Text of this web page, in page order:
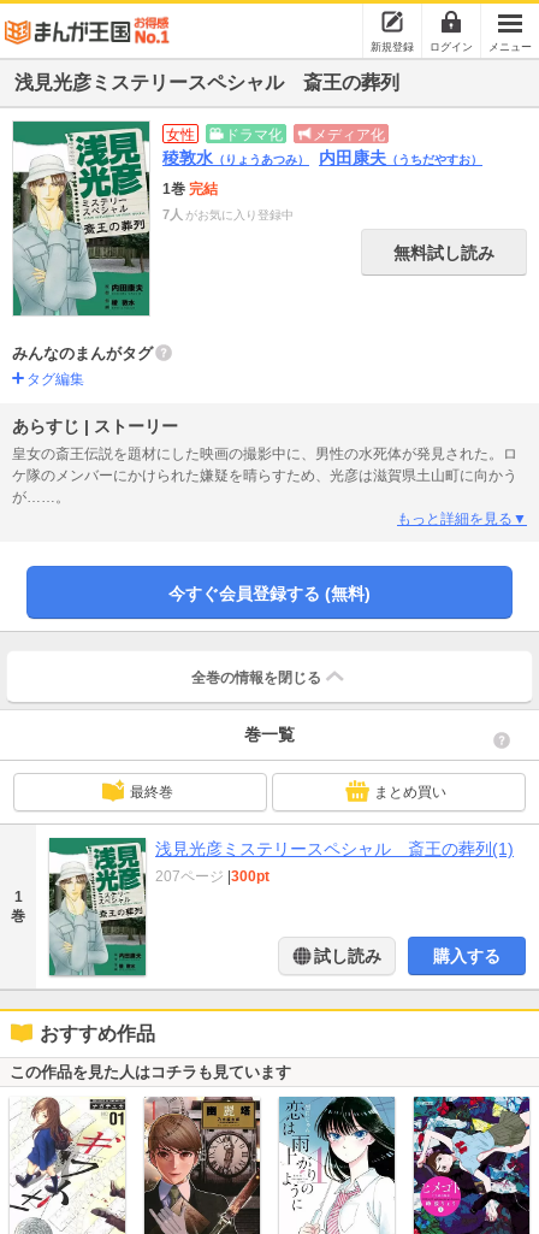
新規登録 ログイン メニュー
浅見光彦ミステリースペシャル 斎王の葬列
女性 ドラマ化 メディア化
稜敦水 （りょうあつみ） 内田康夫 （うちだやすお）
1巻 完結
7人 がお気に入り登録中
無料試し読み
みんなのまんがタグ
タグ編集
あらすじ | ストーリー
皇女の斎王伝説を題材にした映画の撮影中に、男性の水死体が発見された。ロ
ケ隊のメンバーにかけられた嫌疑を晴らすため、光彦は滋賀県土山町に向かう
が……。
もっと詳細を見る▼
今すぐ会員登録する (無料)
全巻の情報を 閉じる
巻一覧
最終巻 まとめ買い
1
巻
浅見光彦ミステリースペシャル 斎王の葬列(1)
207ページ 300pt
試し読み 購入する
おすすめ作品
この作品を見た人はコチラも見ています